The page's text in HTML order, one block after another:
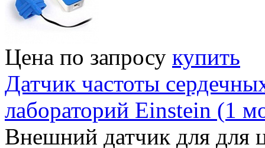
Цена по запросу купить
Датчик частоты
лабораторий Einstein (1
Внешний датчик для для